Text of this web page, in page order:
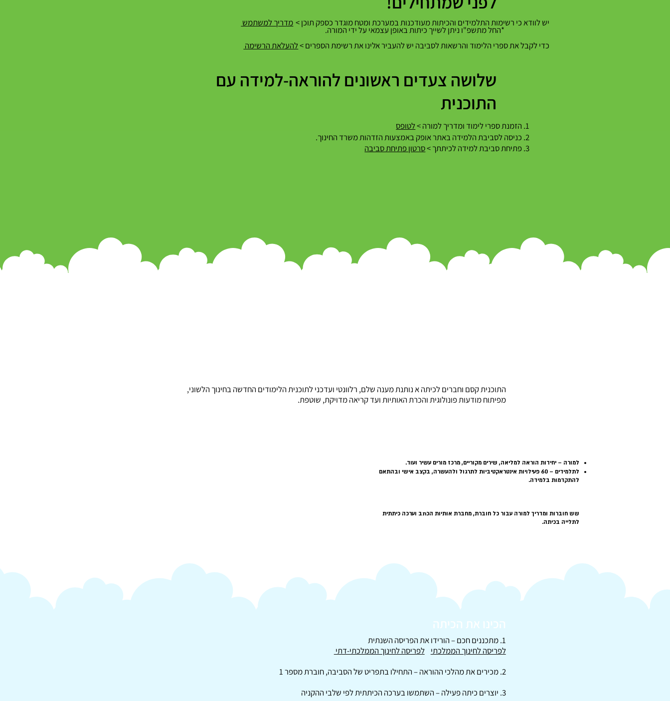
יש לוודא כי רשימות התלמידים והכיתות מעודכנות במערכת ומטח מוגדר כספק תוכן > מדריך למשתמש
*החל מתשפ"ו ניתן לשייך כיתות באופן עצמאי על ידי המורה.
כדי לקבל את ספרי הלימוד והרשאות לסביבה יש להעביר אלינו את רשימת הספרים >להעלאת הרשימה
שלושה צעדים ראשונים להוראה-למידה עם
התוכנית
1. הזמנת ספרי לימוד ומדריך למורה >
לטופס
2. כניסה לסביבת הלמידה באתר אופק באמצעות הזדהות משרד החינוך.
3. פתיחת סביבת למידה לכיתתך >
סרטון פתיחת סביבה
התוכנית קסם וחברים לכיתה א נותנת מענה שלם, רלוונטי ועדכני לתוכנית הלימודים החדשה בחינוך הלשוני,
מפיתוח מודעות פונולוגית והכרת האותיות ועד קריאה מדויקת, שוטפת.
למורה – יחידות הוראה למליאה, שירים מקוריים, מרכז מורים עשיר ועוד.
לתלמידים – 60 פעילויות אינטראקטיביות לתרגול ולהעשרה, בקצב אישי ובהתאם
להתקדמות בלמידה.
שש חוברות ומדריך למורה עבור כל חוברת, מחברת אותיות הכתב וערכה כיתתית
לתלייה בכיתה.
הכינו את הכיתה
1. מתכננים חכם –הורידו את הפריסה השנתית
לפריסה לחינוך הממלכתי
לפריסה לחינוך הממלכתי-דתי
2. מכירים את מהלכי ההוראה
–התחילו בתפריט של הסביבה, חוברת מספר 1
3. יוצרים כיתה פעילה
–השתמשו בערכה הכיתתית לפי שלבי ההקניה